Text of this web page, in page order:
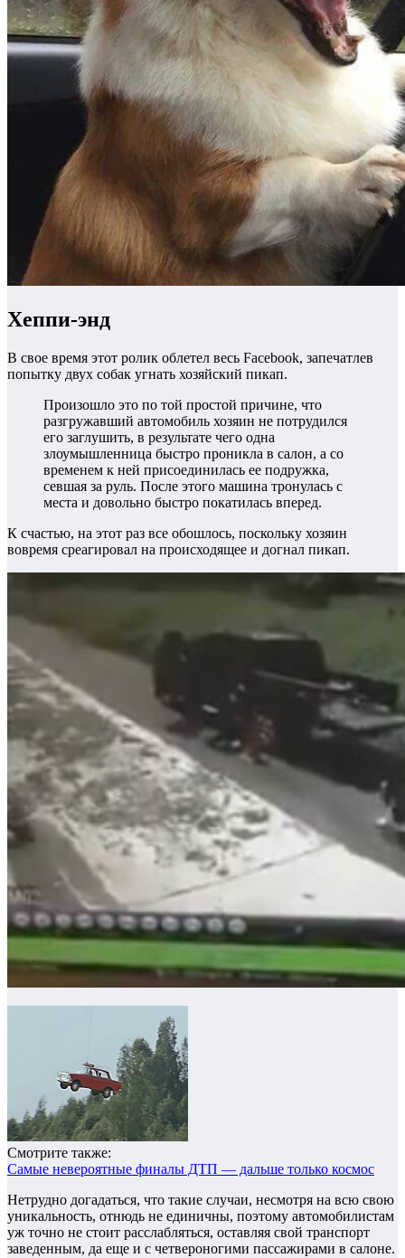
Хеппи-энд
В свое время этот ролик облетел весь Facebook, запечатлев
попытку двух собак угнать хозяйский пикап.
Произошло это по той простой причине, что
разгружавший автомобиль хозяин не потрудился
его заглушить, в результате чего одна
злоумышленница быстро проникла в салон, а со
временем к ней присоединилась ее подружка,
севшая за руль. После этого машина тронулась с
места и довольно быстро покатилась вперед.
К счастью, на этот раз все обошлось, поскольку хозяин
вовремя среагировал на происходящее и догнал пикап.
Смотрите также:
Самые невероятные финалы ДТП — дальше только космос
Нетрудно догадаться, что такие случаи, несмотря на всю свою
уникальность, отнюдь не единичны, поэтому автомобилистам
уж точно не стоит расслабляться, оставляя свой транспорт
заведенным, да еще и с четвероногими пассажирами в салоне.